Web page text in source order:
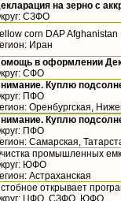
на зерно с
СЗФО
corn DAP Afghanistan
Иран
в оформлении
СФО
Куплю
ПФО
Оренбургская,
Куплю
ПФО
Самарская,
промышленных
ЮФО
Астраханская
открывает
ЦФО, СЗФО, ЮФО